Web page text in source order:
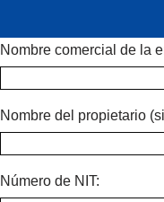
Saltar
Nombre comercial de la
Nombre del propietario
Número de NIT: